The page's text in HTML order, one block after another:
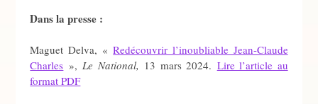
Dans la presse :
Maguet Delva, «Redécouvrir l’inoubliable Jean-Claude
Charles »,Le National, 13 mars 2024. Lire l’article au
format PDF